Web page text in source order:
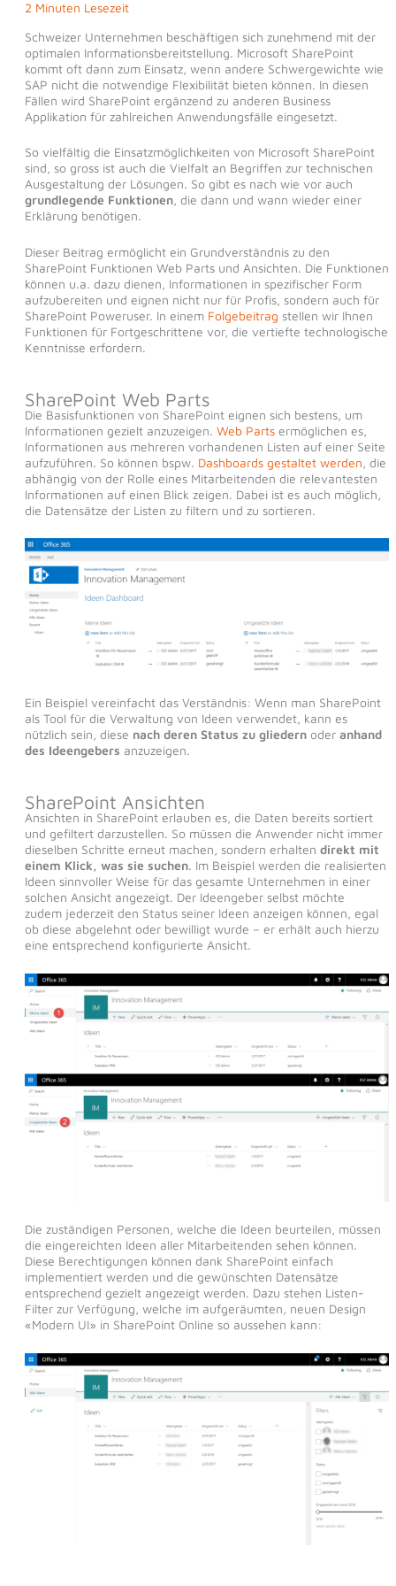
2 Minuten Lesezeit
Schweizer Unternehmen beschäftigen sich zunehmend mit der
optimalen Informationsbereitstellung. Microsoft SharePoint
kommt oft dann zum Einsatz, wenn andere Schwergewichte wie
SAP nicht die notwendige Flexibilität bieten können. In diesen
Fällen wird SharePoint ergänzend zu anderen Business
Applikation für zahlreichen Anwendungsfälle eingesetzt.
So vielfältig die Einsatzmöglichkeiten von Microsoft SharePoint
sind, so gross ist auch die Vielfalt an Begriffen zur technischen
Ausgestaltung der Lösungen. So gibt es nach wie vor auch
grundlegende Funktionen, die dann und wann wieder einer
Erklärung benötigen.
Dieser Beitrag ermöglicht ein Grundverständnis zu den
SharePoint Funktionen Web Parts und Ansichten. Die Funktionen
können u.a. dazu dienen, Informationen in spezifischer Form
aufzubereiten und eignen nicht nur für Profis, sondern auch für
SharePoint Poweruser. In einem Folgebeitrag stellen wir Ihnen
Funktionen für Fortgeschrittene vor, die vertiefte technologische
Kenntnisse erfordern.
SharePoint Web Parts
Die Basisfunktionen von SharePoint eignen sich bestens, um
Informationen gezielt anzuzeigen. Web Partsermöglichen es,
Informationen aus mehreren vorhandenen Listen auf einer Seite
aufzuführen. So können bspw. Dashboards gestaltet werden , die
abhängig von der Rolle eines Mitarbeitenden die relevantesten
Informationen auf einen Blick zeigen. Dabei ist es auch möglich,
die Datensätze der Listen zu filtern und zu sortieren.
Ein Beispiel vereinfacht das Verständnis: Wenn man SharePoint
als Tool für die Verwaltung von Ideen verwendet, kann es
nützlich sein, diese nach deren Status zu gliedern oderanhand
des Ideengebers anzuzeigen.
SharePoint Ansichten
Ansichten in SharePoint erlauben es, die Daten bereits sortiert
und gefiltert darzustellen. So müssen die Anwender nicht immer
dieselben Schritte erneut machen, sondern erhalten direkt mit
einem Klick, was sie suchen. Im Beispiel werden die realisierten
Ideen sinnvoller Weise für das gesamte Unternehmen in einer
solchen Ansicht angezeigt. Der Ideengeber selbst möchte
zudem jederzeit den Status seiner Ideen anzeigen können, egal
ob diese abgelehnt oder bewilligt wurde – er erhält auch hierzu
eine entsprechend konfigurierte Ansicht.
Die zuständigen Personen, welche die Ideen beurteilen, müssen
die eingereichten Ideen aller Mitarbeitenden sehen können.
Diese Berechtigungen können dank SharePoint einfach
implementiert werden und die gewünschten Datensätze
entsprechend gezielt angezeigt werden. Dazu stehen Listen-
Filter zur Verfügung, welche im aufgeräumten, neuen Design
«Modern UI» in SharePoint Online so aussehen kann: